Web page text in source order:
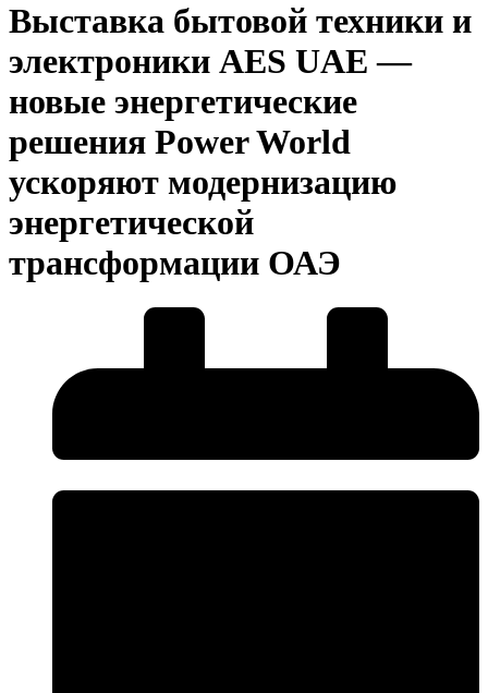
Выставка бытовой техники и
электроники AES UAE —
новые энергетические
решения Power World
ускоряют модернизацию
энергетической
трансформации ОАЭ